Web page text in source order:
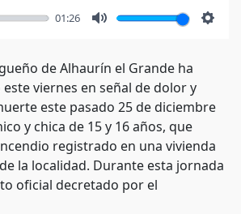
01:26
de Alhaurín el Grande ha
viernes en señal de dolor y
este pasado 25 de diciembre
y chica de 15 y 16 años, que
registrado en una vivienda
la localidad. Durante esta jornada
oficial decretado por el